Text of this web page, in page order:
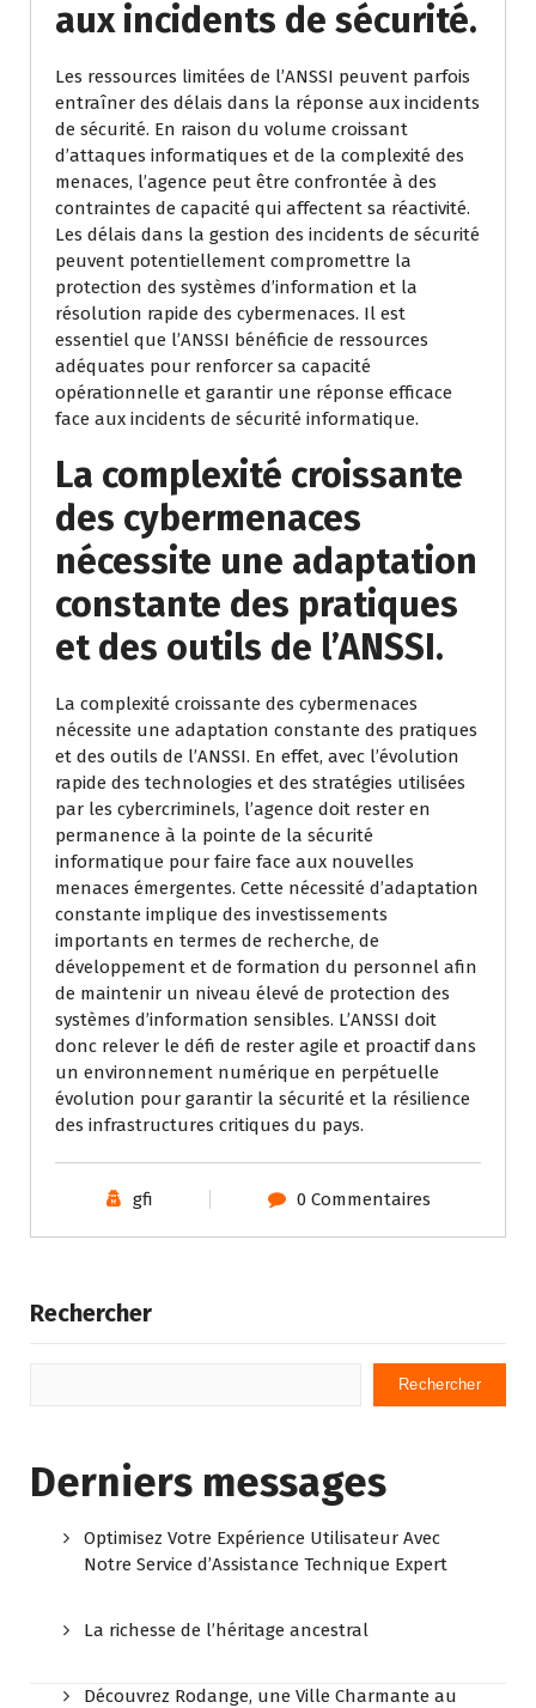
aux incidents de sécurité.
Les ressources limitées de l’ANSSI peuvent parfois
entraîner des délais dans la réponse aux incidents
de sécurité. En raison du volume croissant
d’attaques informatiques et de la complexité des
menaces, l’agence peut être confrontée à des
contraintes de capacité qui affectent sa réactivité.
Les délais dans la gestion des incidents de sécurité
peuvent potentiellement compromettre la
protection des systèmes d’information et la
résolution rapide des cybermenaces. Il est
essentiel que l’ANSSI bénéficie de ressources
adéquates pour renforcer sa capacité
opérationnelle et garantir une réponse efficace
face aux incidents de sécurité informatique.
La complexité croissante
des cybermenaces
nécessite une adaptation
constante des pratiques
et des outils de l’ANSSI.
La complexité croissante des cybermenaces
nécessite une adaptation constante des pratiques
et des outils de l’ANSSI. En effet, avec l’évolution
rapide des technologies et des stratégies utilisées
par les cybercriminels, l’agence doit rester en
permanence à la pointe de la sécurité
informatique pour faire face aux nouvelles
menaces émergentes. Cette nécessité d’adaptation
constante implique des investissements
importants en termes de recherche, de
développement et de formation du personnel afin
de maintenir un niveau élevé de protection des
systèmes d’information sensibles. L’ANSSI doit
donc relever le défi de rester agile et proactif dans
un environnement numérique en perpétuelle
évolution pour garantir la sécurité et la résilience
des infrastructures critiques du pays.
gfi 0 Commentaires
Rechercher
Rechercher
Derniers messages
Optimisez Votre Expérience Utilisateur Avec
Notre Service d’Assistance Technique Expert
La richesse de l’héritage ancestral
Découvrez Rodange, une Ville Charmante au